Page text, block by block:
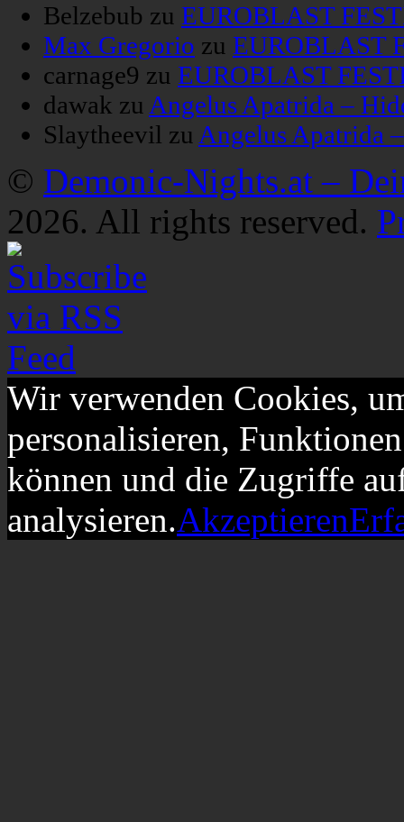
Belzebub zu EUROBLAST
Max Gregorio zu EUROBLAST
carnage9 zu EUROBLAST
dawak zu Angelus Apatrida –
Slaytheevil zu Angelus Apatrida
© Demonic-Nights.at –
2026. All rights reserved.
Wir verwenden Cookies,
personalisieren,
können und die Zugriffe
analysieren.Akzeptieren